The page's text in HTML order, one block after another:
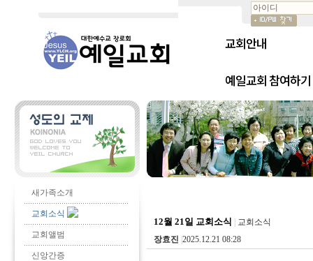
교회안내
예일교회 참여하기
새가족소개
교회소식
교회앨범
신앙간증
12월 21일 교회소식
교회소식
장효진 2025.12.21 08:28